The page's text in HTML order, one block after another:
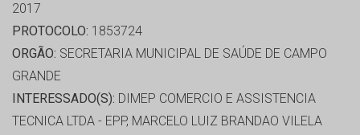
2017
PROTOCOLO: 1853724
ORGÃO: SECRETARIA MUNICIPAL DE SAÚDE DE CAMPO
GRANDE
INTERESSADO(S): DIMEP COMERCIO E ASSISTENCIA
TECNICA LTDA - EPP, MARCELO LUIZ BRANDAO VILELA